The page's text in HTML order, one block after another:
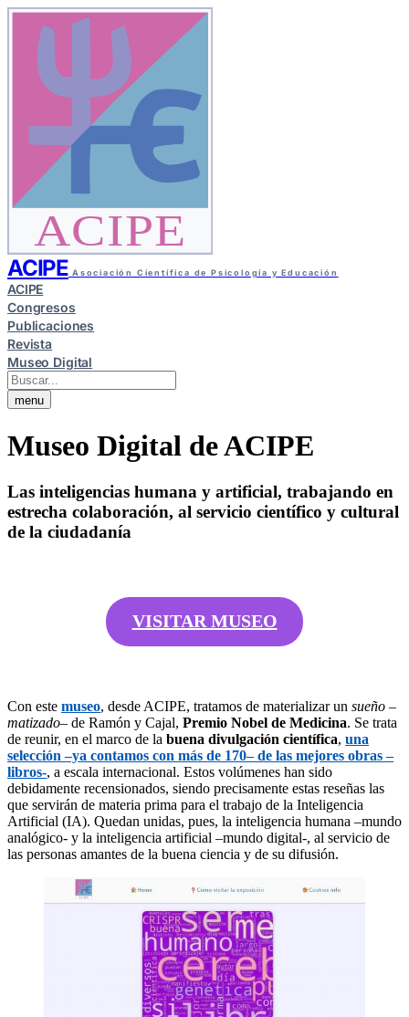
ACIPE
ACIPE Asociación Científica de Psicología y Educación
ACIPE
Congresos
Publicaciones
Revista
Museo Digital
menu
Museo Digital de ACIPE
Las inteligencias humana y artificial, trabajando en
estrecha colaboración, al servicio científico y cultural
de la ciudadanía
VISITAR MUSEO
Con este museo, desde ACIPE, tratamos de materializar un sueño –
matizado– de Ramón y Cajal, Premio Nobel de Medicina. Se trata
de reunir, en el marco de la buena divulgación científica, una
selección –ya contamos con más de 170– de las mejores obras –
libros-, a escala internacional. Estos volúmenes han sido
debidamente recensionados, siendo precisamente estas reseñas las
que servirán de materia prima para el trabajo de la Inteligencia
Artificial (IA). Quedan unidas, pues, la inteligencia humana –mundo
analógico- y la inteligencia artificial –mundo digital-, al servicio de
las personas amantes de la buena ciencia y de su difusión.